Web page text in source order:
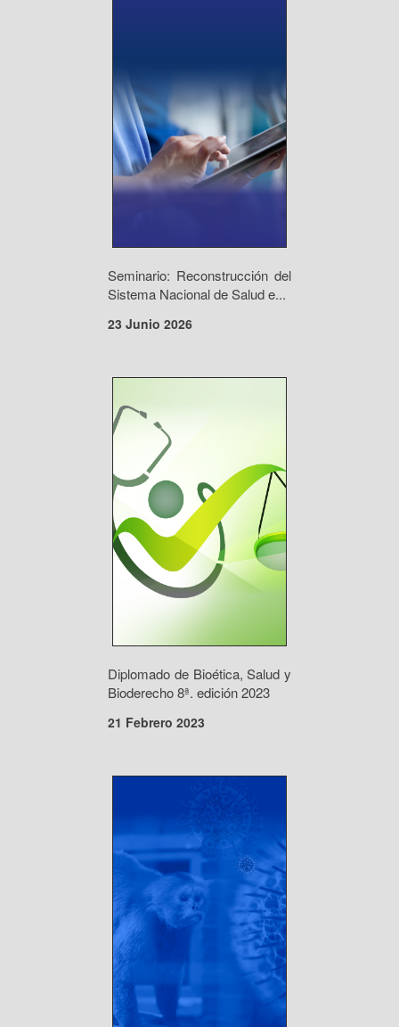
Seminario: Reconstrucción del
Sistema Nacional de Salud e...
23 Junio 2026
Diplomado de Bioética, Salud y
Bioderecho 8ª. edición 2023
21 Febrero 2023